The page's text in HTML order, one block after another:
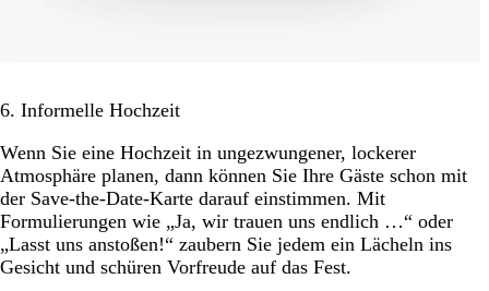
6. Informelle Hochzeit
Wenn Sie eine Hochzeit in ungezwungener, lockerer
Atmosphäre planen, dann können Sie Ihre Gäste schon mit
der Save-the-Date-Karte darauf einstimmen. Mit
Formulierungen wie „Ja, wir trauen uns endlich …“ oder
„Lasst uns anstoßen!“ zaubern Sie jedem ein Lächeln ins
Gesicht und schüren Vorfreude auf das Fest.